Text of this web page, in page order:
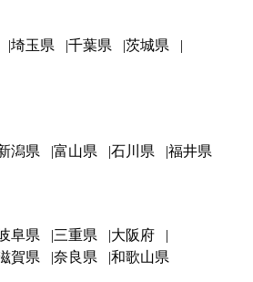
埼玉県 千葉県
茨城県
潟県 富山県 石川県 福井県
阜県 三重県
大阪府
賀県 奈良県 和歌山県